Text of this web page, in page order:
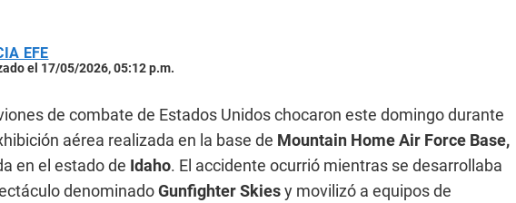
EFE
el 17/05/2026, 05:12 p.m.
de combate de Estados Unidos chocaron este domingo durante
aérea realizada en la base de Mountain Home Air Force Base,
en el estado de Idaho. El accidente ocurrió mientras se desarrollaba
denominadoGunfighter Skiesy movilizó a equipos de